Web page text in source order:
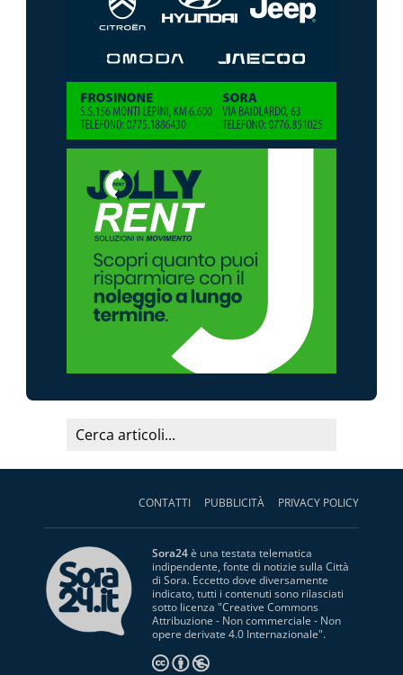
CONTATTI PUBBLICITÀ PRIVACY POLICY
Sora24è una testata telematica
indipendente, fonte di notizie sulla Città
di Sora. Eccetto dove diversamente
indicato, tutti i contenuti sono rilasciati
sotto licenza "Creative Commons
Attribuzione - Non commerciale - Non
opere derivate 4.0 Internazionale".